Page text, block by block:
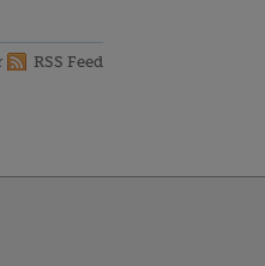
RSS Feed